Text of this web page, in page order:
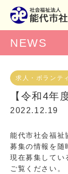
NEWS
求人・ボランテ
【令和4年
2022.12.19
能代市社会福祉
募集の情報を随
現在募集してい
ご覧ください。